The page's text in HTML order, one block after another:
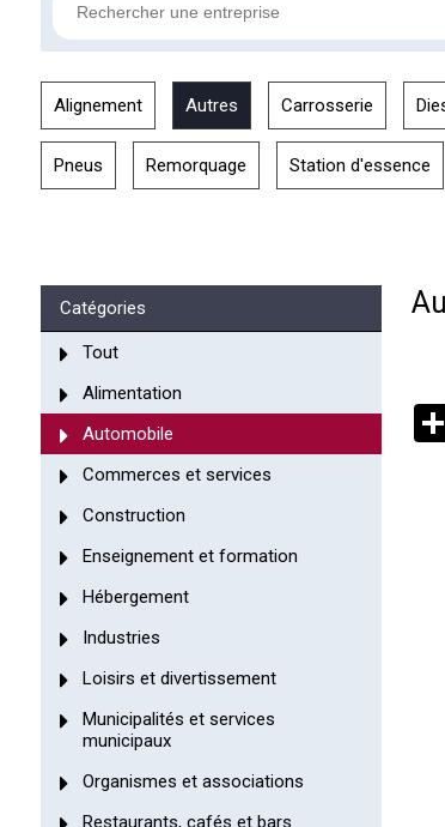
Alignement Autres Carrosserie
Pneus Remorquage Station d'essence
Catégories
Tout
Alimentation
Automobile
Commerces et services
Construction
Enseignement et formation
Hébergement
Industries
Loisirs et divertissement
Municipalités et services
municipaux
Organismes et associations
Restaurants, cafés et bars